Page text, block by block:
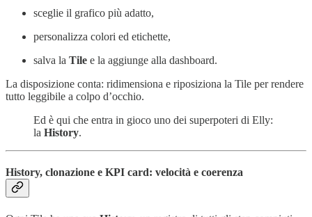
sceglie il grafico più adatto,
personalizza colori ed etichette,
salva la Tile e la aggiunge alla dashboard.
La disposizione conta: ridimensiona e riposiziona la Tile per rendere
tutto leggibile a colpo d’occhio.
Ed è qui che entra in gioco uno dei superpoteri di Elly:
la History.
History, clonazione e KPI card: velocità e coerenza